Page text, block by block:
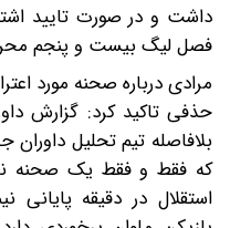
داشت و در صورت تایید
فصل لیگ بیست و پنجم
مرادی درباره صحنه مورد
حذفی تاکید کرد: گزارش
بلافاصله تیم تحلیل
که فقط و فقط یک صحنه
استقلال در دقیقه